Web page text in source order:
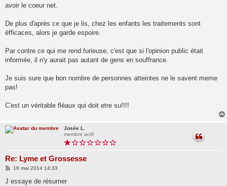
avoir le coeur net.
De plus d'après ce que je lis, chez les enfants les traitements sont
éfficaces, alors je garde espoire.
Par contre ce qui me rend furieuse, c'est que si l'opinion public était
informée, il n'y aurait pas autant de gens en souffrance.
Je suis sure que bon nombre de personnes atteintes ne le savent meme
pas!
C'est un véritable fléaux qui doit etre su!!!!
Josée L.
membre actif
Re: Lyme et Grossesse
M
s
16 mai 2014 14:33
J essaye de résumer